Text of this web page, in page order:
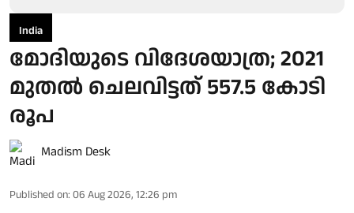
India
മോദിയുടെ വിദേശയാത്ര; 2021
മുതല്‍ ചെലവിട്ടത് 557.5 കോടി
രൂപ
Madism Desk
Published on: 06 Aug 2026, 12:26 pm